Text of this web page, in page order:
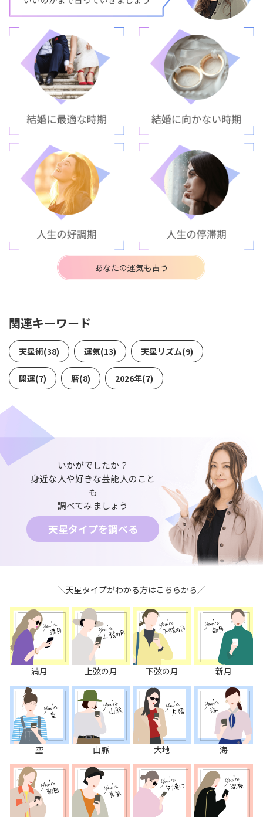
あなたの運気も占う
関連キーワード
天星術(38) 運気(13) 天星リズム(9)
開運(7) 暦(8) 2026年(7)
いかがでしたか？
身近な人や好きな芸能人のこと
も
調べてみましょう
天星タイプを調べる
＼天星タイプがわかる方はこちらから／
満月 上弦の月 下弦の月 新月
空 山脈 大地 海